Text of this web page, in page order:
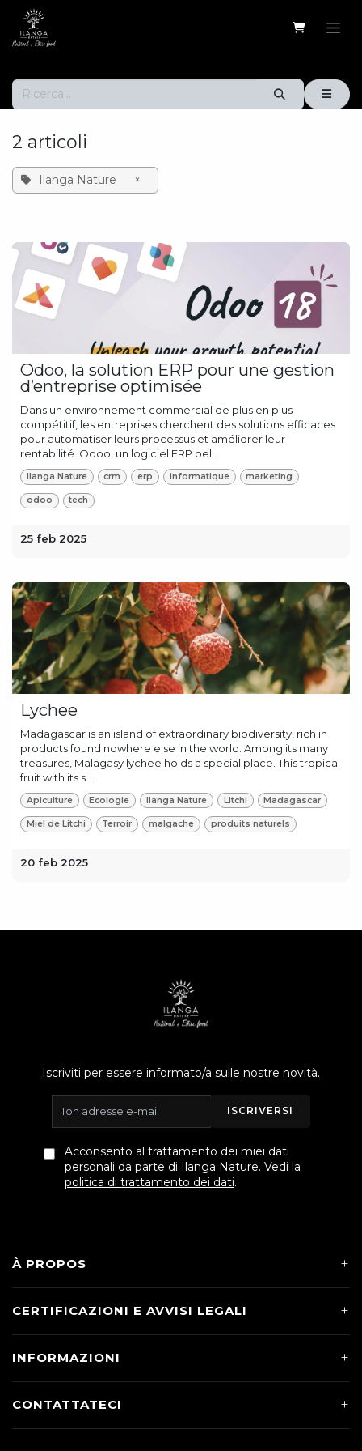
Passa al contenuto
2 articoli
Ilanga Nature ×
Odoo, la solution ERP pour une gestion
d’entreprise optimisée
Dans un environnement commercial de plus en plus
compétitif, les entreprises cherchent des solutions efficaces
pour automatiser leurs processus et améliorer leur
rentabilité. Odoo, un logiciel ERP bel...
Ilanga Nature crm erp informatique marketing
odoo tech
25 feb 2025
Lychee
Madagascar is an island of extraordinary biodiversity, rich in
products found nowhere else in the world. Among its many
treasures, Malagasy lychee holds a special place. This tropical
fruit with its s...
Apiculture Ecologie Ilanga Nature Litchi Madagascar
Miel de Litchi Terroir malgache produits naturels
20 feb 2025
Iscriviti per essere informato/a sulle nostre novità.
ISCRIVERSI
Acconsento al trattamento dei miei dati
personali da parte di Ilanga Nature. Vedi la
politica di trattamento dei dati.
À PROPOS
CERTIFICAZIONI E AVVISI LEGALI
INFORMAZIONI
CONTATTATECI